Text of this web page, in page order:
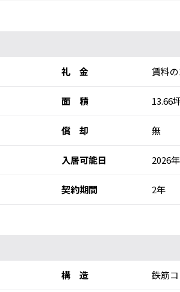
礼 金 賃料
面 積 13.66
償 却 無
入居可能日 2026
契約期間 2年
構 造 鉄筋